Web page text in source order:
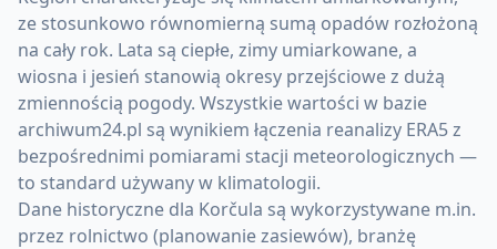
ze stosunkowo równomierną sumą opadów rozłożoną
na cały rok. Lata są ciepłe, zimy umiarkowane, a
wiosna i jesień stanowią okresy przejściowe z dużą
zmiennością pogody. Wszystkie wartości w bazie
archiwum24.pl są wynikiem łączenia reanalizy ERA5 z
bezpośrednimi pomiarami stacji meteorologicznych —
to standard używany w klimatologii.
Dane historyczne dla Korčula są wykorzystywane m.in.
przez rolnictwo (planowanie zasiewów), branżę